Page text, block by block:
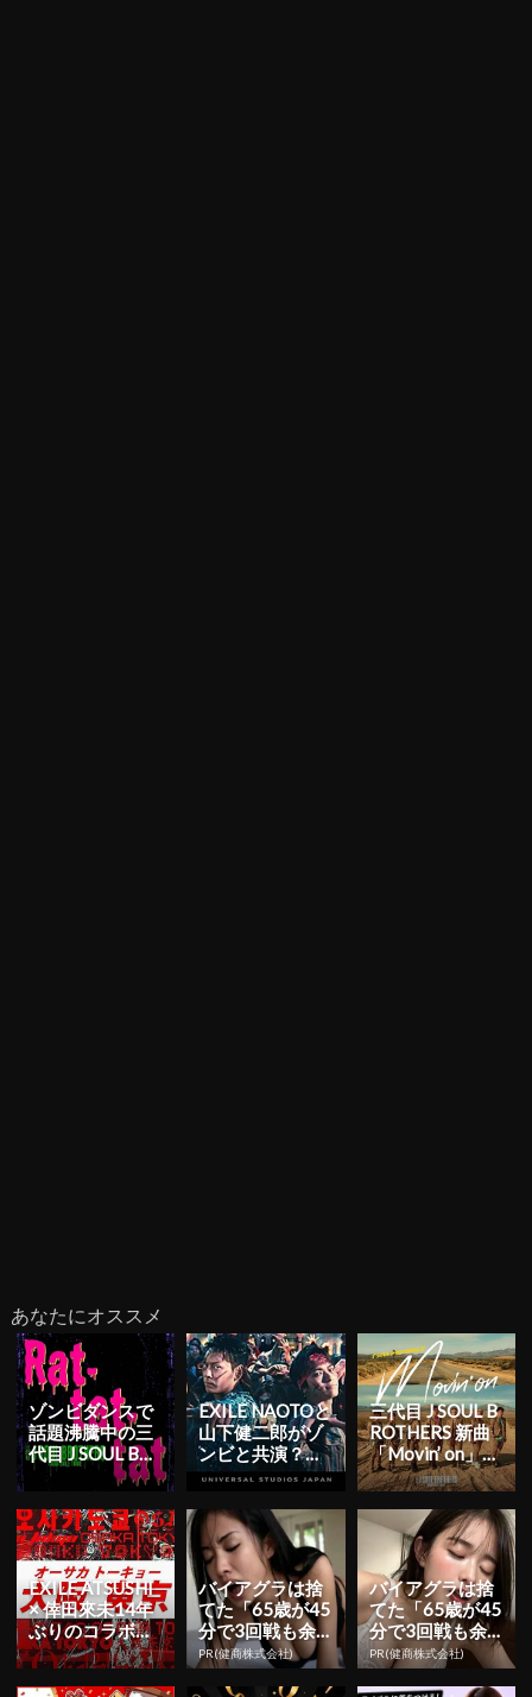
あなたにオススメ
ゾンビダンスで
話題沸騰中の三
代目 J SOUL BR
OTHERS「ラタ
EXILE NAOTOと
山下健二郎がゾ
ンビと共演？！
USJのハロウ
三代目 J SOUL B
ROTHERS 新曲
「Movin’ on」の
MUSIC ...
EXILE ATSUSHI
× 倖田來未14年
ぶりのコラボ曲
「オーサカトー
キョー...
バイアグラは捨
てた「65歳が45
分で3回戦も余
裕」980円で朝
まで絶好調！
PR(健商株式会社)
バイアグラは捨
てた「65歳が45
分で3回戦も余
裕」980円で朝
まで絶好調！
PR(健商株式会社)